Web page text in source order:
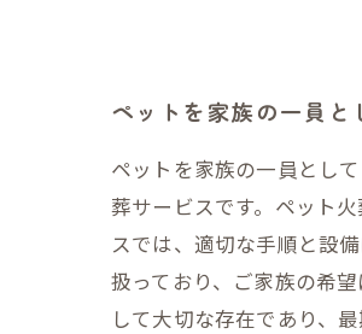
ペットを家族の一員と
ペットを家族の一員とし
葬サービスです。ペット
スでは、適切な手順と設
扱っており、ご家族の希
して大切な存在であり、